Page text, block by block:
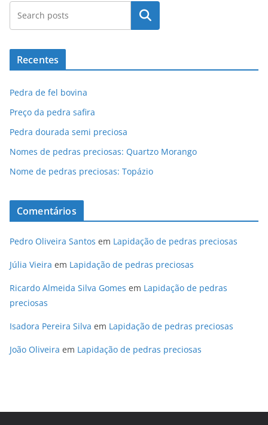
Pesquisar
Recentes
Pedra de fel bovina
Preço da pedra safira
Pedra dourada semi preciosa
Nomes de pedras preciosas: Quartzo Morango
Nome de pedras preciosas: Topázio
Comentários
Pedro Oliveira Santos em Lapidação de pedras preciosas
Júlia Vieira em Lapidação de pedras preciosas
Ricardo Almeida Silva Gomes em Lapidação de pedras
preciosas
Isadora Pereira Silva em Lapidação de pedras preciosas
João Oliveira em Lapidação de pedras preciosas